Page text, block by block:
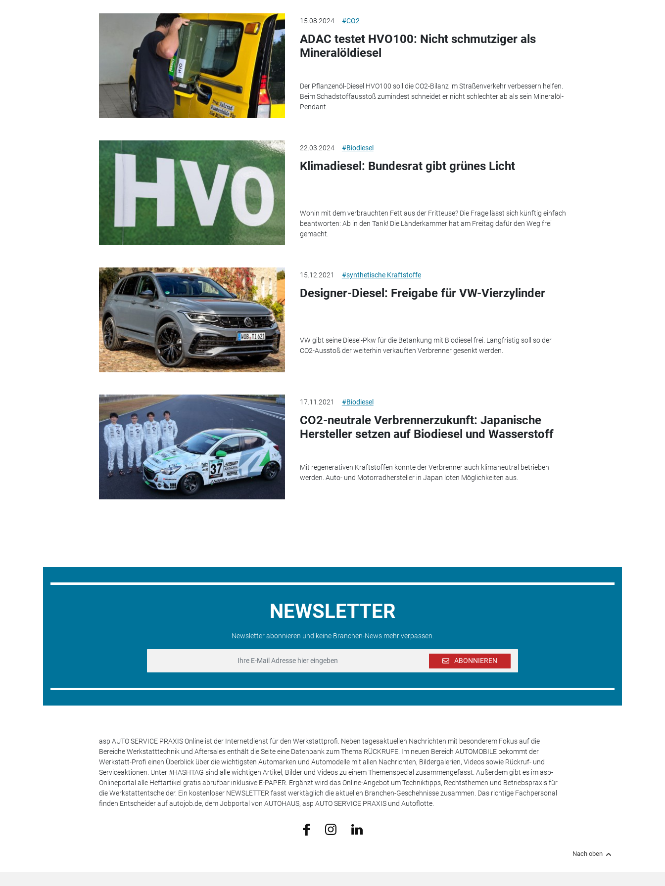
15.08.2024 #CO2
ADAC testet HVO100: Nicht schmutziger als
Mineralöldiesel
Der Pflanzenöl-Diesel HVO100 soll die CO2-Bilanz im Straßenverkehr verbessern helfen.
Beim Schadstoffausstoß zumindest schneidet er nicht schlechter ab als sein Mineralöl-
Pendant.
22.03.2024 #Biodiesel
Klimadiesel: Bundesrat gibt grünes Licht
Wohin mit dem verbrauchten Fett aus der Fritteuse? Die Frage lässt sich künftig einfach
beantworten: Ab in den Tank! Die Länderkammer hat am Freitag dafür den Weg frei
gemacht.
15.12.2021 #synthetische Kraftstoffe
Designer-Diesel: Freigabe für VW-Vierzylinder
VW gibt seine Diesel-Pkw für die Betankung mit Biodiesel frei. Langfristig soll so der
CO2-Ausstoß der weiterhin verkauften Verbrenner gesenkt werden.
17.11.2021 #Biodiesel
CO2-neutrale Verbrennerzukunft: Japanische
Hersteller setzen auf Biodiesel und Wasserstoff
Mit regenerativen Kraftstoffen könnte der Verbrenner auch klimaneutral betrieben
werden. Auto- und Motorradhersteller in Japan loten Möglichkeiten aus.
NEWSLETTER
Newsletter abonnieren und keine Branchen-News mehr verpassen.
ABONNIEREN
asp AUTO SERVICE PRAXIS Online ist der Internetdienst für den Werkstattprofi. Neben tagesaktuellen Nachrichten mit besonderem Fokus auf die
Bereiche Werkstatttechnik und Aftersales enthält die Seite eine Datenbank zum Thema RÜCKRUFE. Im neuen Bereich AUTOMOBILE bekommt der
Werkstatt-Profi einen Überblick über die wichtigsten Automarken und Automodelle mit allen Nachrichten, Bildergalerien, Videos sowie Rückruf- und
Serviceaktionen. Unter #HASHTAG sind alle wichtigen Artikel, Bilder und Videos zu einem Themenspecial zusammengefasst. Außerdem gibt es im asp-
Onlineportal alle Heftartikel gratis abrufbar inklusive E-PAPER. Ergänzt wird das Online-Angebot um Techniktipps, Rechtsthemen und Betriebspraxis für
die Werkstattentscheider. Ein kostenloser NEWSLETTER fasst werktäglich die aktuellen Branchen-Geschehnisse zusammen. Das richtige Fachpersonal
finden Entscheider auf autojob.de, dem Jobportal von AUTOHAUS, asp AUTO SERVICE PRAXIS und Autoflotte.
Nach oben